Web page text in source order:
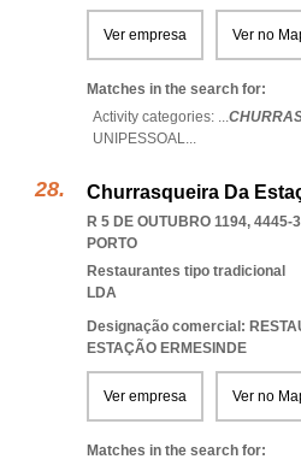
Ver empresa Ver no
Matches in the search for:
Activity categories: ...
UNIPESSOAL...
Churrasqueira Da
R 5 DE OUTUBRO 1194, 4445-
PORTO
Restaurantes tipo tradicional
LDA
Designação comercial:
ESTAÇÃO ERMESINDE
Ver empresa Ver no
Matches in the search for: